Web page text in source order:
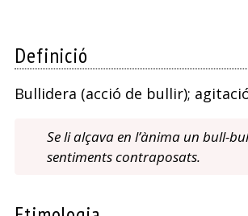
Definició
Bullidera (acció de bullir);
Se li alçava en l’ànima un bull-
sentiments contraposats.